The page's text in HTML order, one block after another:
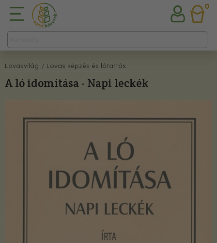
0
Lovasvilág / Lovas képzés és lótartás
A ló idomítása - Napi leckék